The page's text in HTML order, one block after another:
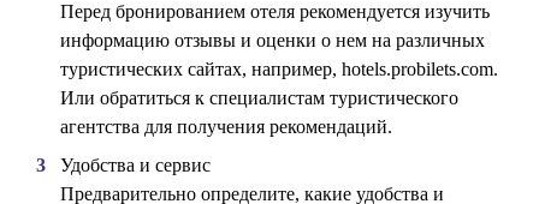
Перед бронированием отеля рекомендуется изучить
информацию отзывы и оценки о нем на различных
туристических сайтах, например, hotels.probilets.com.
Или обратиться к специалистам туристического
агентства для получения рекомендаций.
Удобства и сервис
Предварительно определите, какие удобства и